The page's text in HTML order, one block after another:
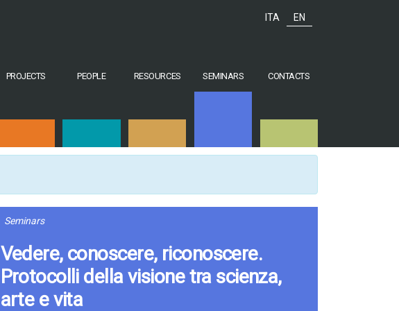
ITA EN
PROJECTS PEOPLE RESOURCES SEMINARS CONTACTS
Seminars
Vedere, conoscere, riconoscere.
Protocolli della visione tra scienza,
arte e vita